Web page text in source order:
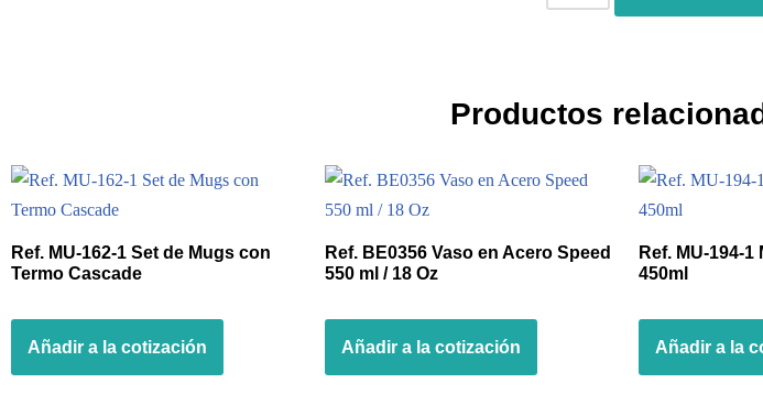
Productos
Ref. MU-162-1 Set de Mugs con
Termo Cascade
Añadir a la cotización
Ref. BE0356 Vaso en Acero Speed
550 ml / 18 Oz
Añadir a la cotización
Ref. MU-194-
450ml
Añadir a la